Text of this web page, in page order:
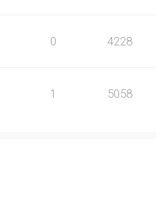
0 4228
1 5058